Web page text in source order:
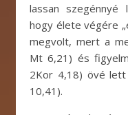
lassan
hogy élete végére
megvolt, mert a
Mt 6,21) és
2Kor 4,18) övé lett
10,41).